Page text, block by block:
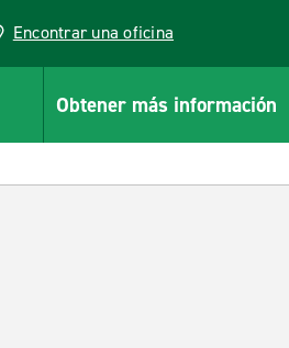
Encontrar una oficina
Obtener más información